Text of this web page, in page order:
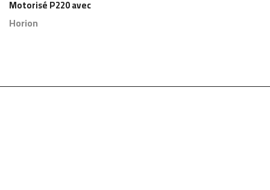
Motorisé P220 avec
Télécommande –
Écrans 75″ à 90″ – 90
Horion